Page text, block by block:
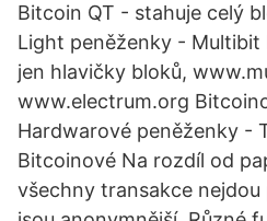
Bitcoin QT - stahuje celý
Light peněženky - Multibit
jen hlavičky bloků,
www.electrum.org
Hardwarové peněženky -
Bitcoinové Na rozdíl od
všechny transakce nejdou